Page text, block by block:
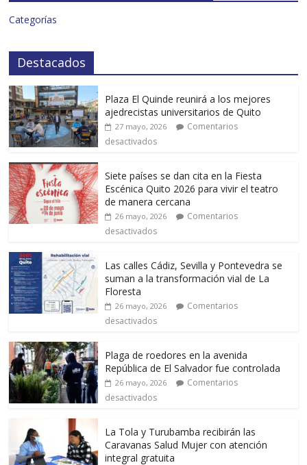
Categorías
Destacados
Plaza El Quinde reunirá a los mejores
ajedrecistas universitarios de Quito
27 mayo, 2026
Comentarios
desactivados
Siete países se dan cita en la Fiesta
Escénica Quito 2026 para vivir el teatro
de manera cercana
26 mayo, 2026
Comentarios
desactivados
Las calles Cádiz, Sevilla y Pontevedra se
suman a la transformación vial de La
Floresta
26 mayo, 2026
Comentarios
desactivados
Plaga de roedores en la avenida
República de El Salvador fue controlada
26 mayo, 2026
Comentarios
desactivados
La Tola y Turubamba recibirán las
Caravanas Salud Mujer con atención
integral gratuita